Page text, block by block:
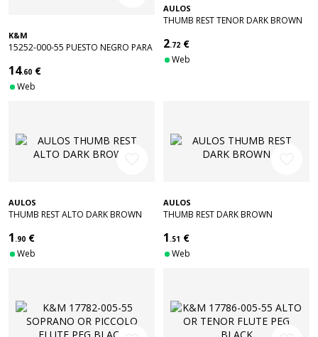
K&M
15252-000-55 PUESTO NEGRO PARA
14.60 €
Web
AULOS
THUMB REST TENOR DARK BROWN
2.72 €
Web
AULOS
THUMB REST ALTO DARK BROWN
1 .90 €
Web
AULOS
THUMB REST DARK BROWN
1 .51 €
Web